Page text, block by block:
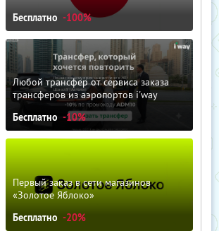
Бесплатно -100%
Любой трансфер от сервиса заказа
трансферов из аэропортов i'way
Бесплатно -10%
Первый заказ в сети магазинов
«Золотое Яблоко»
Бесплатно -20%